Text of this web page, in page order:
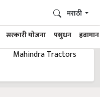
सरकारी योजना पशुधन हवामान
मराठी